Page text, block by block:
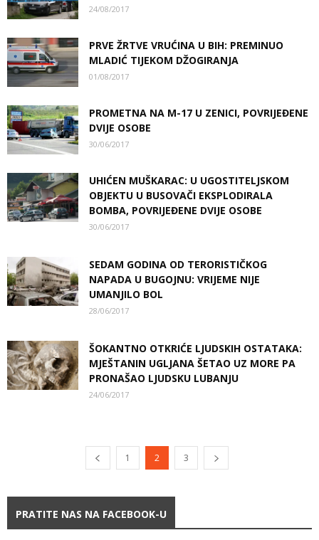
24/08/2017
PRVE ŽRTVE VRUĆINA U BIH: PREMINUO
MLADIĆ TIJEKOM DŽOGIRANJA
01/08/2017
PROMETNA NA M-17 U ZENICI, POVRIJEĐENE
DVIJE OSOBE
30/06/2017
UHIĆEN MUŠKARAC: U UGOSTITELJSKOM
OBJEKTU U BUSOVAČI EKSPLODIRALA
BOMBA, POVRIJEĐENE DVIJE OSOBE
30/06/2017
SEDAM GODINA OD TERORISTIČKOG
NAPADA U BUGOJNU: VRIJEME NIJE
UMANJILO BOL
28/06/2017
ŠOKANTNO OTKRIĆE LJUDSKIH OSTATAKA:
MJEŠTANIN UGLJANA ŠETAO UZ MORE PA
PRONAŠAO LJUDSKU LUBANJU
24/06/2017
1 2 3
PRATITE NAS NA FACEBOOK-U